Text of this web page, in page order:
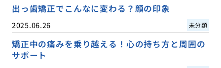
出っ歯矯正でこんなに変わる？顔の印象
2025.06.26 未分類
矯正中の痛みを乗り越える！心の持ち方と周囲の
サポート